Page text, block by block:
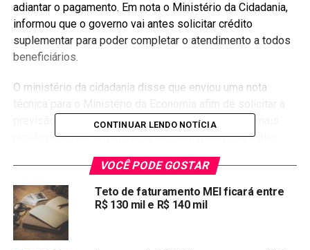
adiantar o pagamento. Em nota o Ministério da Cidadania,
informou que o governo vai antes solicitar crédito
suplementar para poder completar o atendimento a todos
beneficiários.
O ministério da cidadania disse que enviou uma nota
previsão para uma suplementação orçamentária o mais
rápido possível. O ministério também frisou que o alto
número de requerentes que ainda estão em análise, os
impedem legalmente de fazer a antecipação dasegunda
parcela do Auxílio-Emergencial.
Veja também:
reclamações da demora na análise do pedido
CONTINUAR LENDO NOTÍCIA
VOCÊ PODE GOSTAR
Teto de faturamento MEI ficará entre
R$ 130 mil e R$ 140 mil